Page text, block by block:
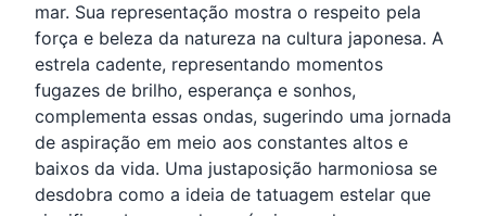
mar. Sua representação mostra o respeito pela
força e beleza da natureza na cultura japonesa. A
estrela cadente, representando momentos
fugazes de brilho, esperança e sonhos,
complementa essas ondas, sugerindo uma jornada
de aspiração em meio aos constantes altos e
baixos da vida. Uma justaposição harmoniosa se
desdobra como a ideia de tatuagem estelar que